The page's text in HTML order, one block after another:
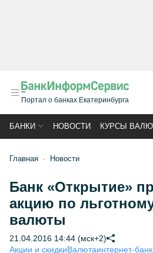
Портал о банках Екатеринбурга
БАНКИ НОВОСТИ КУРСЫ
Главная Новости
Банк «Открытие»
акцию по
валюты
21.04.2016 14:44 (мск+2)
Акции и скидкиВалютаинтернет-банк